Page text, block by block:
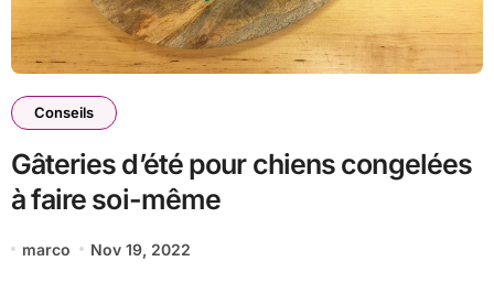
Conseils
Gâteries d’été pour chiens congelées
à faire soi-même
marco Nov 19, 2022